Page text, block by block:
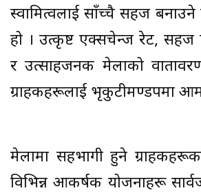
स्वामित्वलाई साँच्चै सहज बनाउने
हो । उत्कृष्ट एक्सचेन्ज रेट, सहज
र उत्साहजनक मेलाको
ग्राहकहरूलाई भृकुटीमण्डपमा
मेलामा सहभागी हुने
विभिन्न आकर्षक योजनाहरू